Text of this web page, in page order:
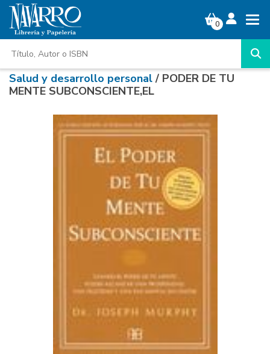
0
Salud y desarrollo personal/ PODER DE TU
MENTE SUBCONSCIENTE,EL